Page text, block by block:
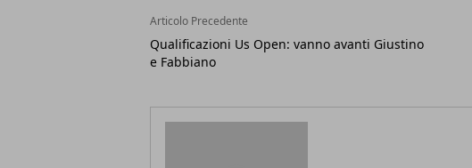
Articolo Precedente
Qualificazioni Us Open: vanno avanti Giustino
e Fabbiano